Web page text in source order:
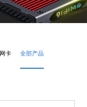
卡 全部产品